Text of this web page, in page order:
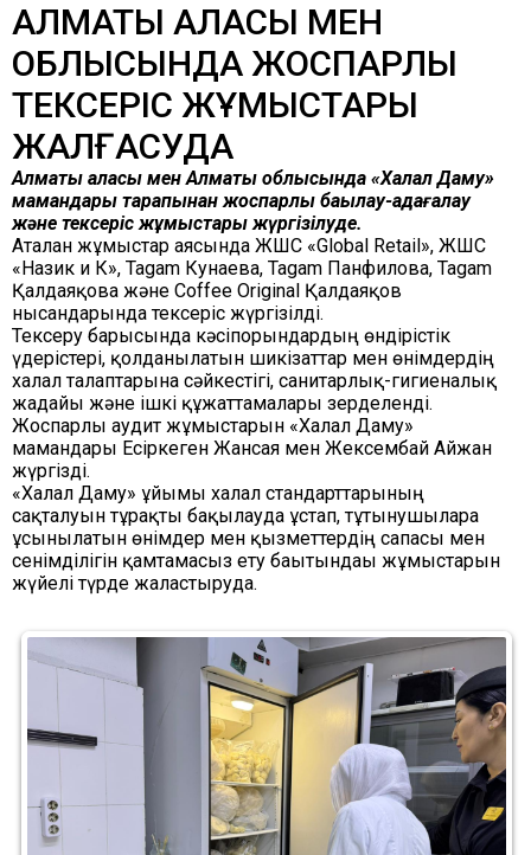
АЛМАТЫ ҚАЛАСЫ МЕН
ОБЛЫСЫНДА ЖОСПАРЛЫ
ТЕКСЕРІС ЖҰМЫСТАРЫ
ЖАЛҒАСУДА
Алматы қаласы мен Алматы облысында «Халал Даму»
мамандары тарапынан жоспарлы бақылау-қадағалау
және тексеріс жұмыстары жүргізілуде.
Аталған жұмыстар аясында ЖШС «Global Retail», ЖШС
«Назик и К», Tagam Кунаева, Tagam Панфилова, Tagam
Қалдаяқова және Coffee Original Қалдаяқов
нысандарында тексеріс жүргізілді.
Тексеру барысында кәсіпорындардың өндірістік
үдерістері, қолданылатын шикізаттар мен өнімдердің
халал талаптарына сәйкестігі, санитарлық-гигиеналық
жағдайы және ішкі құжаттамалары зерделенді.
Жоспарлы аудит жұмыстарын «Халал Даму»
мамандары Есіркеген Жансая мен Жексембай Айжан
жүргізді.
«Халал Даму» ұйымы халал стандарттарының
сақталуын тұрақты бақылауда ұстап, тұтынушыларға
ұсынылатын өнімдер мен қызметтердің сапасы мен
сенімділігін қамтамасыз ету бағытындағы жұмыстарын
жүйелі түрде жалғастыруда.